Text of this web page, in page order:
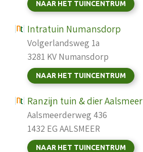
NAAR HET TUINCENTRUM
Intratuin Numansdorp
Volgerlandsweg 1a
3281 KV Numansdorp
NAAR HET TUINCENTRUM
Ranzijn tuin & dier Aalsmeer
Aalsmeerderweg 436
1432 EG AALSMEER
NAAR HET TUINCENTRUM